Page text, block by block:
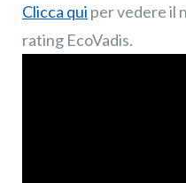
Clicca qui per vedere il
rating EcoVadis.